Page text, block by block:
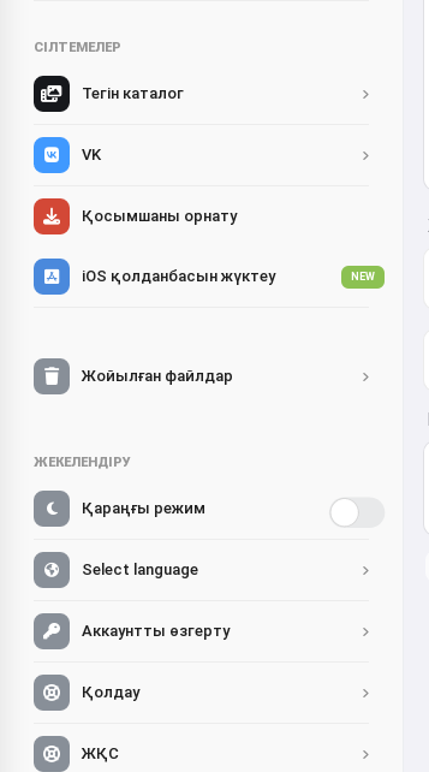
СІЛТЕМЕЛЕР
Тегін каталог
VK
Қосымшаны орнату
iOS қолданбасын жүктеу NEW
Жойылған файлдар
ЖЕКЕЛЕНДІРУ
Қараңғы режим
Select language
Аккаунтты өзгерту
Қолдау
ЖҚС